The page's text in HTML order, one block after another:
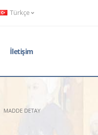
Türkçe
İletişim
MADDE DETAY